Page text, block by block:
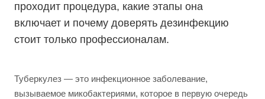
проходит процедура, какие этапы она
включает и почему доверять дезинфекцию
стоит только профессионалам.
Туберкулез — это инфекционное заболевание,
вызываемое микобактериями, которое в первую очередь